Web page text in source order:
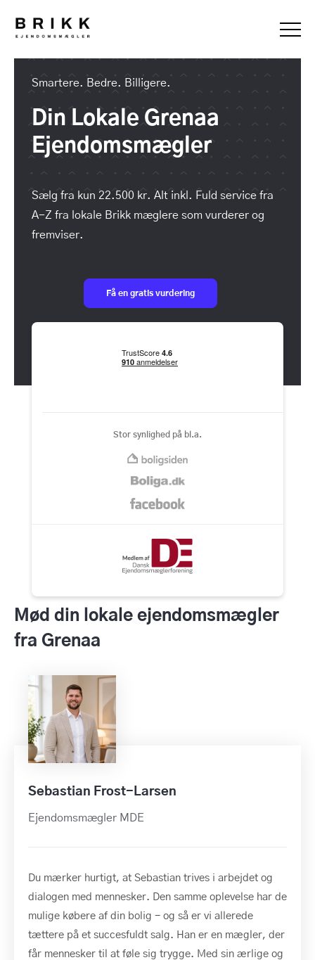
Smartere. Bedre. Billigere.
Din Lokale Grenaa
Ejendomsmægler
Sælg fra kun 22.500 kr. Alt inkl. Fuld service fra
A-Z fra lokale Brikk mæglere som vurderer og
fremviser.
Få en gratis vurdering
Stor synlighed på bl.a.
Mød din lokale ejendomsmægler
fra Grenaa
Sebastian Frost-Larsen
Ejendomsmægler MDE
Du mærker hurtigt, at Sebastian trives i arbejdet og
dialogen med mennesker. Den samme oplevelse har de
mulige købere af din bolig - og så er vi allerede
tættere på et succesfuldt salg. Han er en mægler, der
får mennesker til at føle sig trygge. Med sin ærlige og